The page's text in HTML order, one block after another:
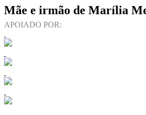
Mãe e irmão de Marília
APOIADO POR: